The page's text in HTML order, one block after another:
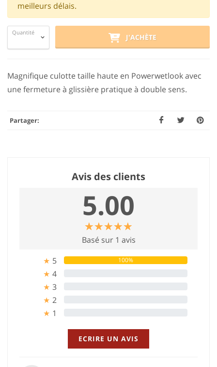
meilleurs délais.
Quantité
J'ACHÈTE
Magnifique culotte taille haute en Powerwetlook avec
une fermeture à glissière pratique à double sens.
Partager:
Avis des clients
5.00
☆☆☆☆☆
★★★★★
Basé sur 1 avis
★ 5 100%
★ 4
★ 3
★ 2
★ 1
ECRIRE UN AVIS